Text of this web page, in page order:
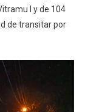
I y de 104
de transitar por